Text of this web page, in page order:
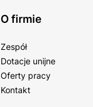
O firmie
Zespół
Dotacje unijne
Oferty pracy
Kontakt